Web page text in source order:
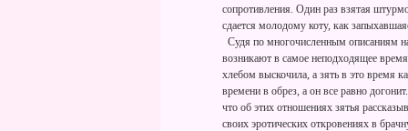
сопротивления. Один раз взятая
сдается молодому коту, как
Судя по многочисленным описаниям
возникают в самое неподходящее
хлебом выскочила, а зять в это время
времени в обрез, а он все равно
что об этих отношениях зятья
своих эротических откровениях в